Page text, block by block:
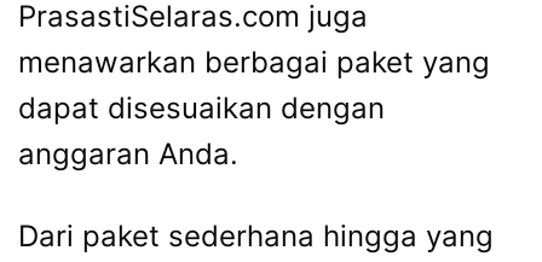
PrasastiSelaras.com juga
menawarkan berbagai paket yang
dapat disesuaikan dengan
anggaran Anda.
Dari paket sederhana hingga yang